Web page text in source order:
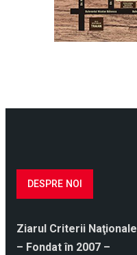
DESPRE NOI
Ziarul Criterii Naţionale
– Fondat în 2007 –